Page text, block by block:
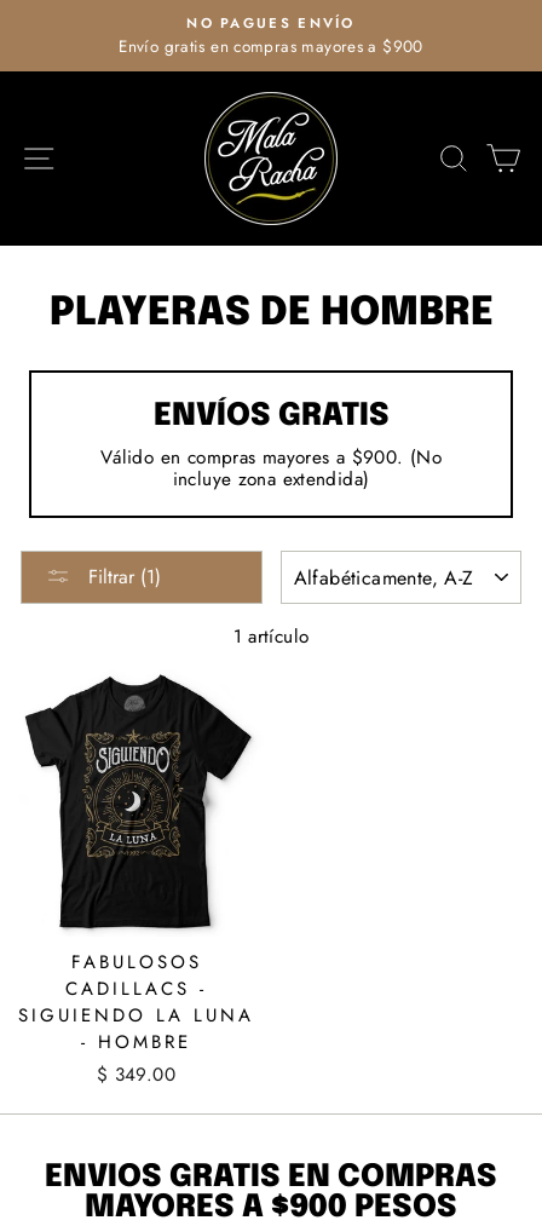
al
diapositivas
pausa
NO PAGUES ENVÍO
Envío gratis en compras mayores a $900
PLAYERAS DE HOMBRE
ENVÍOS GRATIS
Válido en compras mayores a $900. (No
incluye zona extendida)
Filtrar (1)
1 artículo
FABULOSOS
CADILLACS -
SIGUIENDO LA LUNA
- HOMBRE
$ 349.00
ENVÍOS GRATIS EN COMPRAS
MAYORES A $900 PESOS